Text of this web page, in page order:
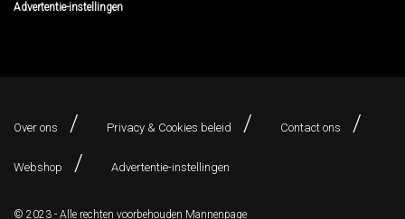
Advertentie-instellingen
Over ons Privacy & Cookies beleid Contact ons
Webshop Advertentie-instellingen
© 2023 - Alle rechten voorbehouden Mannenpage